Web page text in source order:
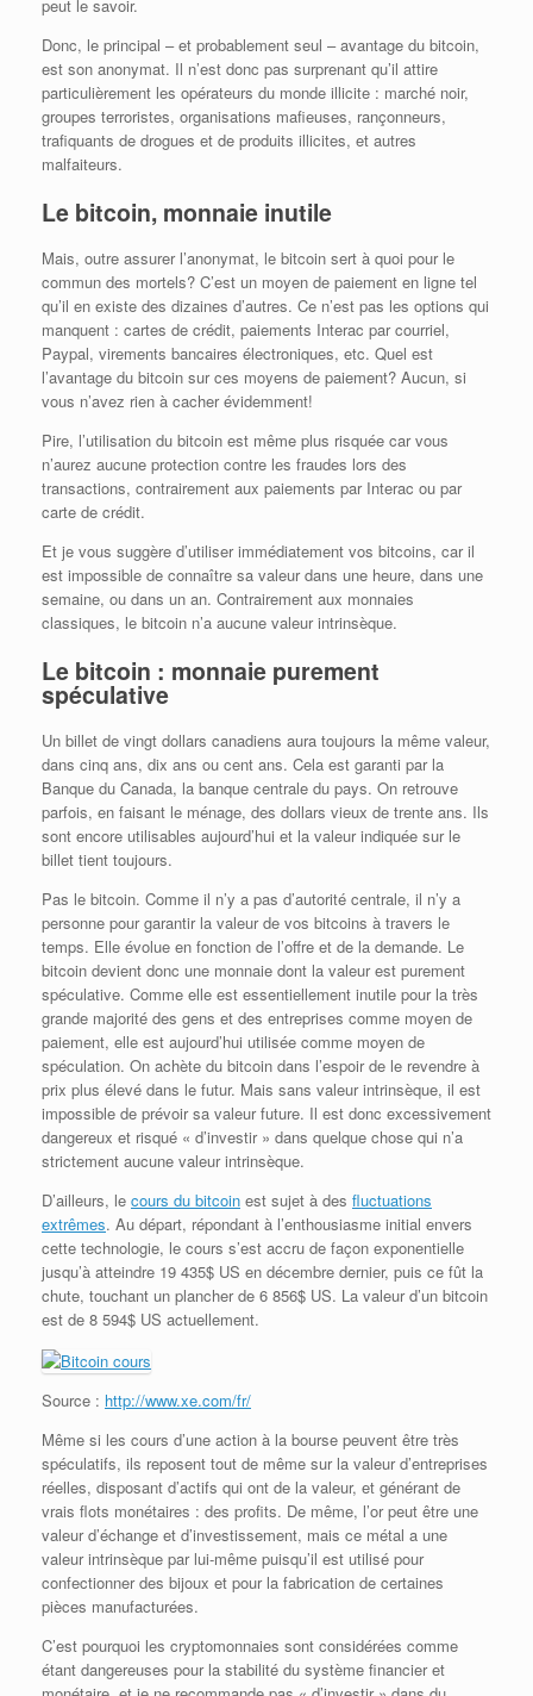
peut le savoir.
Donc, le principal – et probablement seul – avantage du bitcoin,
est son anonymat. Il n’est donc pas surprenant qu’il attire
particulièrement les opérateurs du monde illicite : marché noir,
groupes terroristes, organisations mafieuses, rançonneurs,
trafiquants de drogues et de produits illicites, et autres
malfaiteurs.
Le bitcoin, monnaie inutile
Mais, outre assurer l’anonymat, le bitcoin sert à quoi pour le
commun des mortels? C’est un moyen de paiement en ligne tel
qu’il en existe des dizaines d’autres. Ce n’est pas les options qui
manquent : cartes de crédit, paiements Interac par courriel,
Paypal, virements bancaires électroniques, etc. Quel est
l’avantage du bitcoin sur ces moyens de paiement? Aucun, si
vous n’avez rien à cacher évidemment!
Pire, l’utilisation du bitcoin est même plus risquée car vous
n’aurez aucune protection contre les fraudes lors des
transactions, contrairement aux paiements par Interac ou par
carte de crédit.
Et je vous suggère d’utiliser immédiatement vos bitcoins, car il
est impossible de connaître sa valeur dans une heure, dans une
semaine, ou dans un an. Contrairement aux monnaies
classiques, le bitcoin n’a aucune valeur intrinsèque.
Le bitcoin : monnaie purement
spéculative
Un billet de vingt dollars canadiens aura toujours la même valeur,
dans cinq ans, dix ans ou cent ans. Cela est garanti par la
Banque du Canada, la banque centrale du pays. On retrouve
parfois, en faisant le ménage, des dollars vieux de trente ans. Ils
sont encore utilisables aujourd’hui et la valeur indiquée sur le
billet tient toujours.
Pas le bitcoin. Comme il n’y a pas d’autorité centrale, il n’y a
personne pour garantir la valeur de vos bitcoins à travers le
temps. Elle évolue en fonction de l’offre et de la demande. Le
bitcoin devient donc une monnaie dont la valeur est purement
spéculative. Comme elle est essentiellement inutile pour la très
grande majorité des gens et des entreprises comme moyen de
paiement, elle est aujourd’hui utilisée comme moyen de
spéculation. On achète du bitcoin dans l’espoir de le revendre à
prix plus élevé dans le futur. Mais sans valeur intrinsèque, il est
impossible de prévoir sa valeur future. Il est donc excessivement
dangereux et risqué « d’investir » dans quelque chose qui n’a
strictement aucune valeur intrinsèque.
D’ailleurs, le cours du bitcoin est sujet à des fluctuations
extrêmes. Au départ, répondant à l’enthousiasme initial envers
cette technologie, le cours s’est accru de façon exponentielle
jusqu’à atteindre 19 435$ US en décembre dernier, puis ce fût la
chute, touchant un plancher de 6 856$ US. La valeur d’un bitcoin
est de 8 594$ US actuellement.
Source : http://www.xe.com/fr/
Même si les cours d’une action à la bourse peuvent être très
spéculatifs, ils reposent tout de même sur la valeur d’entreprises
réelles, disposant d’actifs qui ont de la valeur, et générant de
vrais flots monétaires : des profits. De même, l’or peut être une
valeur d’échange et d’investissement, mais ce métal a une
valeur intrinsèque par lui-même puisqu’il est utilisé pour
confectionner des bijoux et pour la fabrication de certaines
pièces manufacturées.
C’est pourquoi les cryptomonnaies sont considérées comme
étant dangereuses pour la stabilité du système financier et